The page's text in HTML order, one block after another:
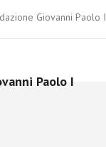
Giovanni Paolo I
Paolo I